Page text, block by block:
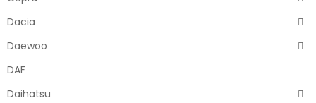
Dacia
Daewoo
DAF
Daihatsu